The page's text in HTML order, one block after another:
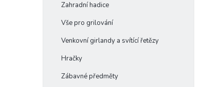
Zahradní hadice
Vše pro grilování
Venkovní girlandy a svítící řetězy
Hračky
Zábavné předměty